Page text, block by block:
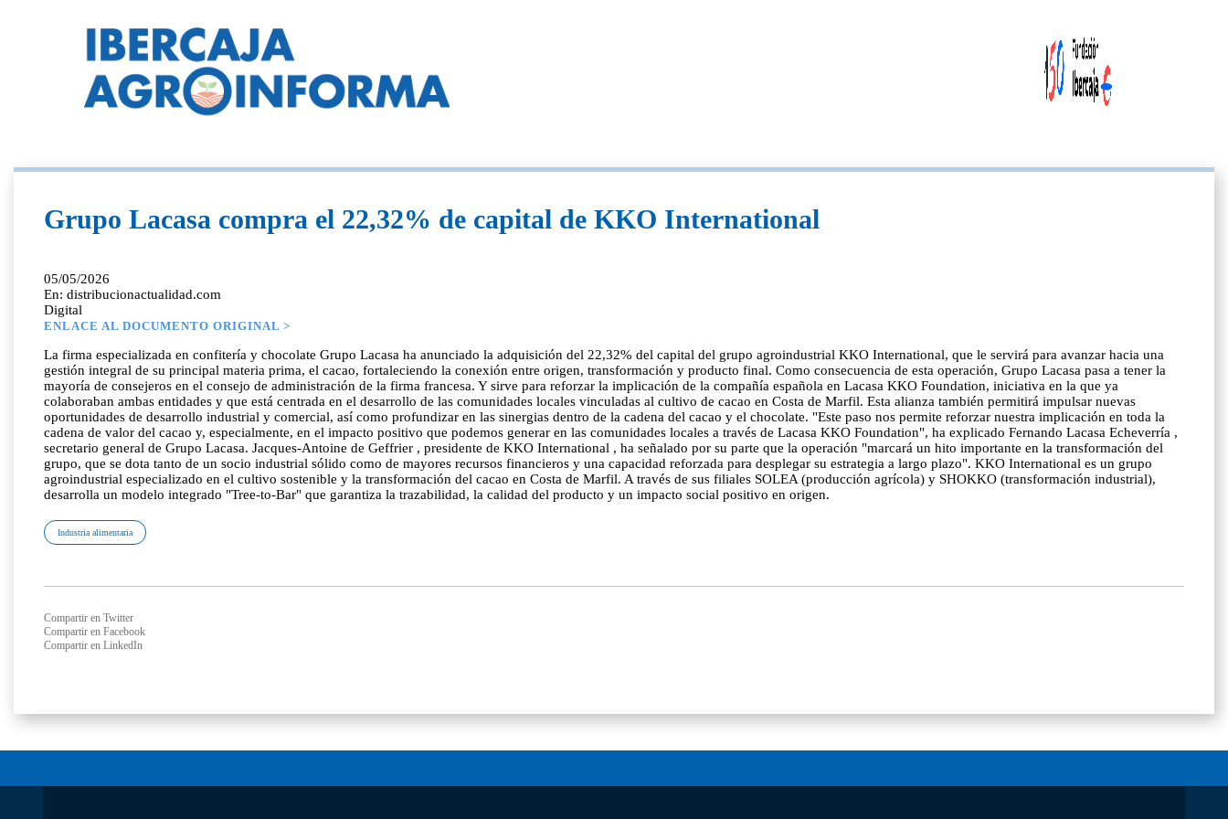
Grupo Lacasa compra el 22,32% de capital de KKO International
05/05/2026
En: distribucionactualidad.com
Digital
ENLACE AL DOCUMENTO ORIGINAL >
La firma especializada en confitería y chocolate Grupo Lacasa ha anunciado la adquisición del 22,32% del capital del grupo agroindustrial KKO International, que le servirá para avanzar hacia una
gestión integral de su principal materia prima, el cacao, fortaleciendo la conexión entre origen, transformación y producto final. Como consecuencia de esta operación, Grupo Lacasa pasa a tener la
mayoría de consejeros en el consejo de administración de la firma francesa. Y sirve para reforzar la implicación de la compañía española en Lacasa KKO Foundation, iniciativa en la que ya
colaboraban ambas entidades y que está centrada en el desarrollo de las comunidades locales vinculadas al cultivo de cacao en Costa de Marfil. Esta alianza también permitirá impulsar nuevas
oportunidades de desarrollo industrial y comercial, así como profundizar en las sinergias dentro de la cadena del cacao y el chocolate. "Este paso nos permite reforzar nuestra implicación en toda la
cadena de valor del cacao y, especialmente, en el impacto positivo que podemos generar en las comunidades locales a través de Lacasa KKO Foundation", ha explicado Fernando Lacasa Echeverría ,
secretario general de Grupo Lacasa. Jacques-Antoine de Geffrier , presidente de KKO International , ha señalado por su parte que la operación "marcará un hito importante en la transformación del
grupo, que se dota tanto de un socio industrial sólido como de mayores recursos financieros y una capacidad reforzada para desplegar su estrategia a largo plazo". KKO International es un grupo
agroindustrial especializado en el cultivo sostenible y la transformación del cacao en Costa de Marfil. A través de sus filiales SOLEA (producción agrícola) y SHOKKO (transformación industrial),
desarrolla un modelo integrado "Tree-to-Bar" que garantiza la trazabilidad, la calidad del producto y un impacto social positivo en origen.
Industria alimentaria
Compartir en Twitter
Compartir en Facebook
Compartir en LinkedIn